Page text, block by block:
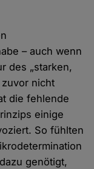
– auch wenn
des „starken,
zuvor nicht
die fehlende
einige
So fühlten
genötigt,